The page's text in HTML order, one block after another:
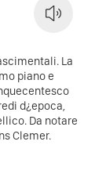
La
piano e
d¿epoca,
Da notare
Clemer.